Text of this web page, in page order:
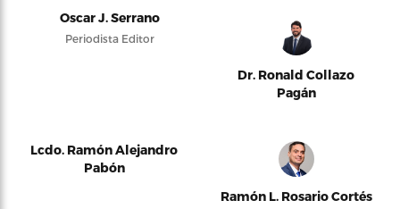
Oscar J. Serrano
Periodista Editor
Dr. Ronald Collazo
Pagán
Lcdo. Ramón Alejandro
Pabón
Ramón L. Rosario Cortés